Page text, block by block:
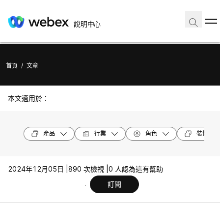
說明中心
首頁 / 文章
本文適用於：
產品 行業 角色 裝置機型
2024年12月05日 | 890 次檢視 | 0 人認為這有幫助
訂閱